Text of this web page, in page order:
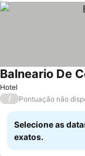
Hotel
Balneario De
/ Pontuação não
Selecione as
exatos.